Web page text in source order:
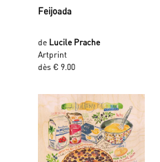
Feijoada
de Lucile Prache
Artprint
dès € 9.00